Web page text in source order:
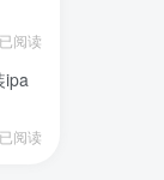
阅读
ipa
阅读